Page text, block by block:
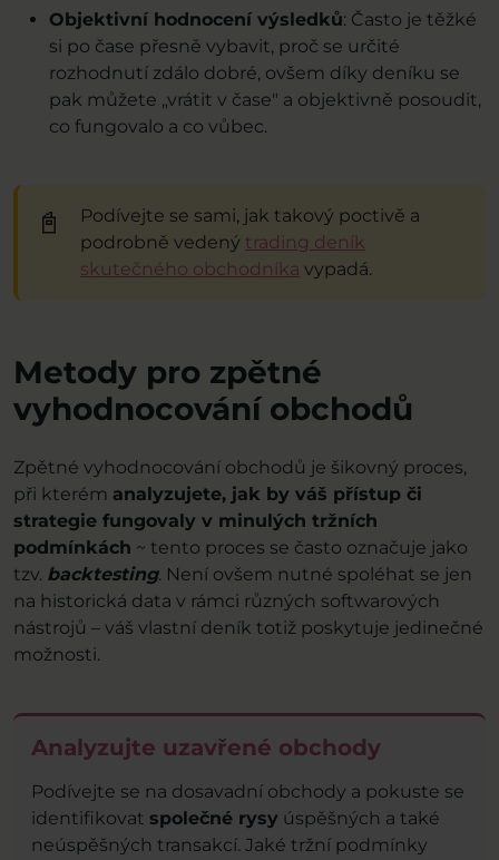
Objektivní hodnocení výsledků: Často je těžké
si po čase přesně vybavit, proč se určité
rozhodnutí zdálo dobré, ovšem díky deníku se
pak můžete „vrátit v čase" a objektivně posoudit,
co fungovalo a co vůbec.
📓
Podívejte se sami, jak takový poctivě a
podrobně vedený trading deník
skutečného obchodníka vypadá.
Metody pro zpětné
vyhodnocování obchodů
Zpětné vyhodnocování obchodů je šikovný proces,
při kterém analyzujete, jak by váš přístup či
strategie fungovaly v minulých tržních
podmínkách ~ tento proces se často označuje jako
tzv. backtesting. Není ovšem nutné spoléhat se jen
na historická data v rámci různých softwarových
nástrojů – váš vlastní deník totiž poskytuje jedinečné
možnosti.
Analyzujte uzavřené obchody
Podívejte se na dosavadní obchody a pokuste se
identifikovat společné rysy úspěšných a také
neúspěšných transakcí. Jaké tržní podmínky